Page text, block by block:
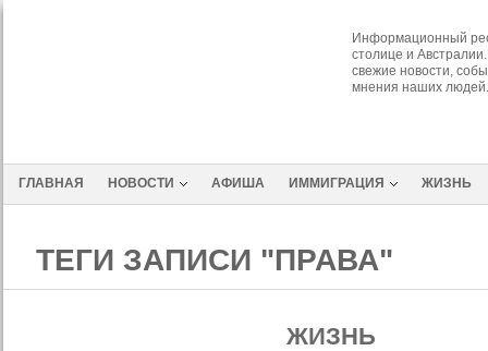
Информационный
столице и
свежие новости,
мнения наших людей.
ГЛАВНАЯ НОВОСТИ АФИША ИММИГРАЦИЯ ЖИЗНЬ
ТЕГИ ЗАПИСИ "ПРАВА"
ЖИЗНЬ